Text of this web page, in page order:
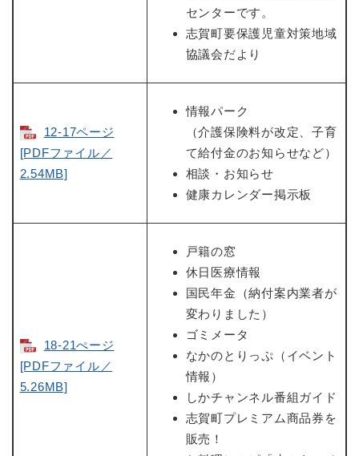
センターです。
志賀町要保護児童対策地域
協議会だより
12-17ページ
[PDFファイル／
2.54MB]
情報パーク
（介護保険料が改定、子育
て給付金のお知らせなど）
相談・お知らせ
健康カレンダー掲示板
18-21ぺージ
[PDFファイル／
5.26MB]
戸籍の窓
休日医療情報
国民年金（納付案内業者が
変わりました）
ゴミメータ
なかのとりっぷ（イベント
情報）
しかチャンネル番組ガイド
志賀町プレミアム商品券を
販売！